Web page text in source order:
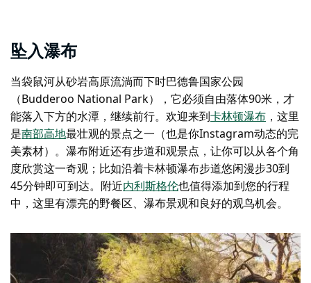
坠入瀑布
当袋鼠河从砂岩高原流淌而下时巴德鲁国家公园
（Budderoo National Park）
，它必须自由落体90米，才
能落入下方的水潭，继续前行。欢迎来到卡林顿瀑布 ，这里
是南部高地最壮观的景点之一（也是你Instagram动态的完
美素材）。瀑布附近还有步道和观景点，让你可以从各个角
度欣赏这一奇观；比如沿着卡林顿瀑布步道悠闲漫步30到
45分钟即可到达。附近内利斯格伦也值得添加到您的行程
中，这里有漂亮的野餐区、瀑布景观和良好的观鸟机会。